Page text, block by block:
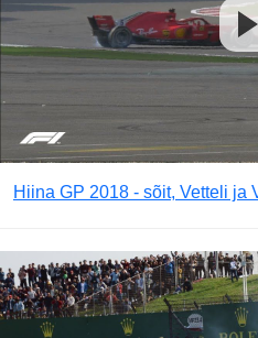
Hiina GP 2018 - sõit, Vetteli ja